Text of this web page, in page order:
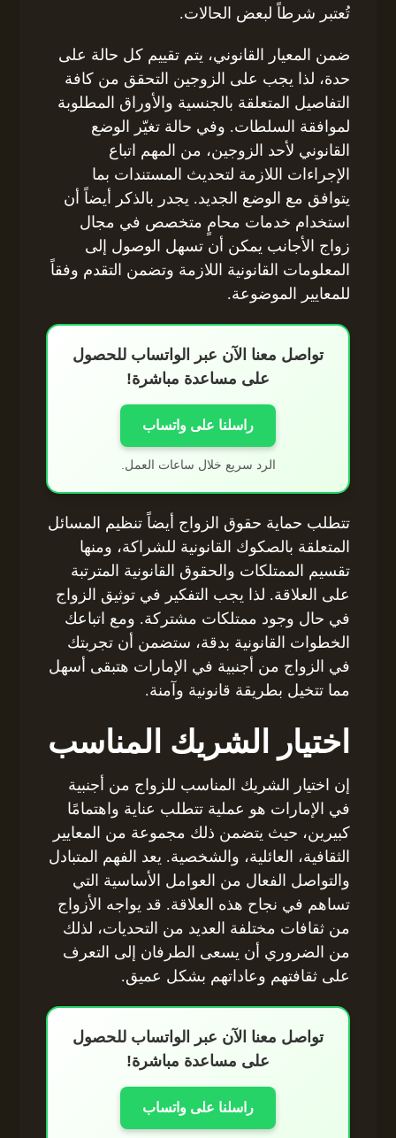
تُعتبر شرطاً لبعض الحالات.
ضمن المعيار القانوني، يتم تقييم كل حالة على
حدة، لذا يجب على الزوجين التحقق من كافة
التفاصيل المتعلقة بالجنسية والأوراق المطلوبة
لموافقة السلطات. وفي حالة تغيّر الوضع
القانوني لأحد الزوجين، من المهم اتباع
الإجراءات اللازمة لتحديث المستندات بما
يتوافق مع الوضع الجديد. يجدر بالذكر أيضاً أن
استخدام خدمات محامٍ متخصص في مجال
زواج الأجانب يمكن أن تسهل الوصول إلى
المعلومات القانونية اللازمة وتضمن التقدم وفقاً
للمعايير الموضوعة.
تواصل معنا الآن عبر الواتساب للحصول
على مساعدة مباشرة!
راسلنا على واتساب
الرد سريع خلال ساعات العمل.
تتطلب حماية حقوق الزواج أيضاً تنظيم المسائل
المتعلقة بالصكوك القانونية للشراكة، ومنها
تقسيم الممتلكات والحقوق القانونية المترتبة
على العلاقة. لذا يجب التفكير في توثيق الزواج
في حال وجود ممتلكات مشتركة. ومع اتباعك
الخطوات القانونية بدقة، ستضمن أن تجربتك
في الزواج من أجنبية في الإمارات هتبقى أسهل
مما تتخيل بطريقة قانونية وآمنة.
اختيار الشريك المناسب
إن اختيار الشريك المناسب للزواج من أجنبية
في الإمارات هو عملية تتطلب عناية واهتمامًا
كبيرين، حيث يتضمن ذلك مجموعة من المعايير
الثقافية، العائلية، والشخصية. يعد الفهم المتبادل
والتواصل الفعال من العوامل الأساسية التي
تساهم في نجاح هذه العلاقة. قد يواجه الأزواج
من ثقافات مختلفة العديد من التحديات، لذلك
من الضروري أن يسعى الطرفان إلى التعرف
على ثقافتهم وعاداتهم بشكل عميق.
تواصل معنا الآن عبر الواتساب للحصول
على مساعدة مباشرة!
راسلنا على واتساب